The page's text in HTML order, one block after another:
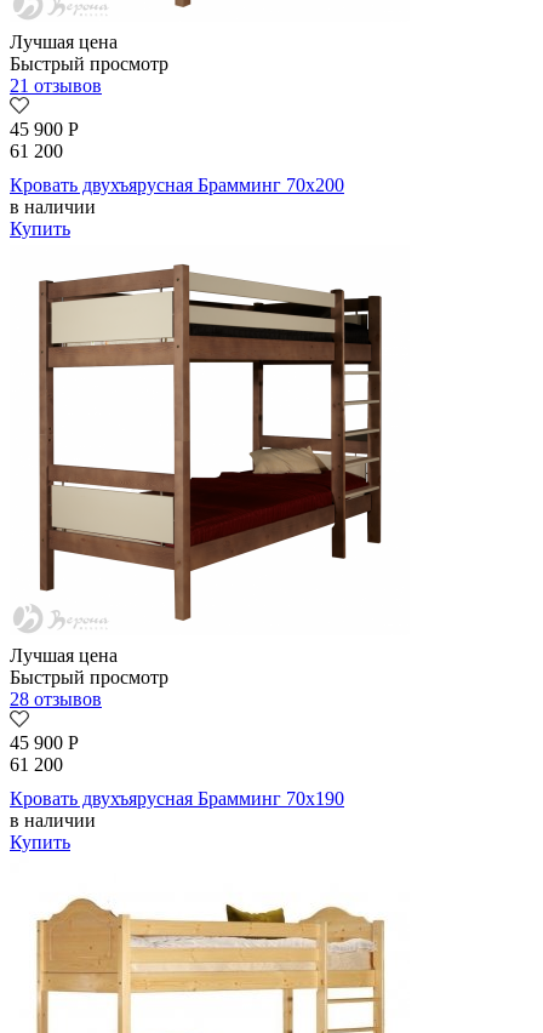
Лучшая цена
Быстрый просмотр
21 отзывов
45 900 Р
61 200
Кровать двухъярусная Брамминг 70х200
в наличии
Купить
Лучшая цена
Быстрый просмотр
28 отзывов
45 900 Р
61 200
Кровать двухъярусная Брамминг 70х190
в наличии
Купить